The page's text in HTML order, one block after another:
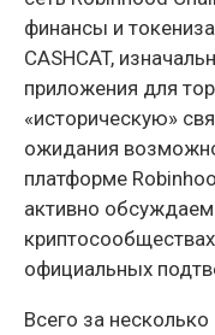
финансы и
CASHCAT,
приложения для
«историческую»
ожидания
платформе
активно
официальных
Всего за